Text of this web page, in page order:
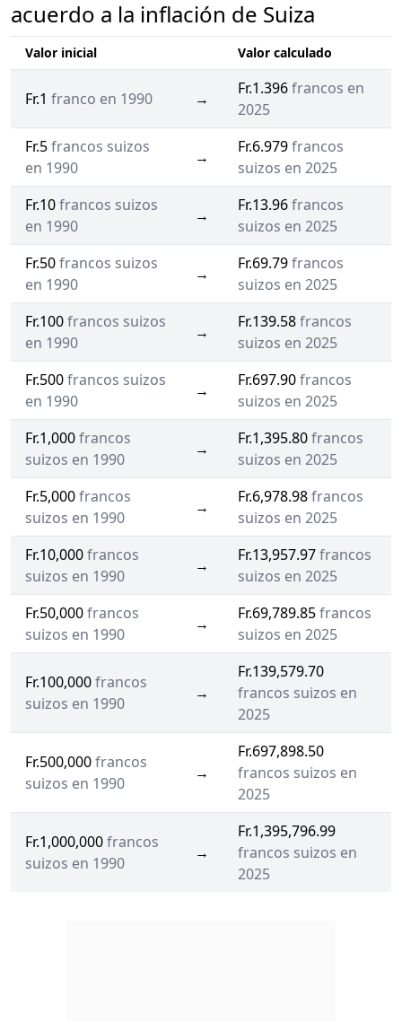
acuerdo a la inflación de Suiza
Valor inicial Valor calculado
Fr.1 franco en 1990 →
Fr.1.396francos en
2025
Fr.5francos suizos
en 1990
→
Fr.6.979francos
suizos en 2025
Fr.10francos suizos
en 1990
→
Fr.13.96francos
suizos en 2025
Fr.50francos suizos
en 1990
→
Fr.69.79francos
suizos en 2025
Fr.100francos suizos
en 1990
→
Fr.139.58francos
suizos en 2025
Fr.500francos suizos
en 1990
→
Fr.697.90francos
suizos en 2025
Fr.1,000francos
suizos en 1990
→
Fr.1,395.80francos
suizos en 2025
Fr.5,000francos
suizos en 1990
→
Fr.6,978.98francos
suizos en 2025
Fr.10,000francos
suizos en 1990
→
Fr.13,957.97francos
suizos en 2025
Fr.50,000francos
suizos en 1990
→
Fr.69,789.85francos
suizos en 2025
Fr.100,000francos
suizos en 1990
→
Fr.139,579.70
francos suizos en
2025
Fr.500,000francos
suizos en 1990
→
Fr.697,898.50
francos suizos en
2025
Fr.1,000,000francos
suizos en 1990
→
Fr.1,395,796.99
francos suizos en
2025